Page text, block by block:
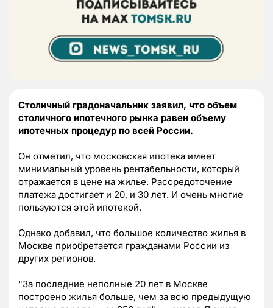
Столичный градоначальник заявил, что объем
столичного ипотечного рынка равен объему
ипотечных процедур по всей России.
Он отметил, что московская ипотека имеет
минимальный уровень рентабельности, который
отражается в цене на жилье. Рассредоточение
платежа достигает и 20, и 30 лет. И очень многие
пользуются этой ипотекой.
Однако добавил, что большое количество жилья в
Москве приобретается гражданами России из
других регионов.
"За последние неполные 20 лет в Москве
построено жилья больше, чем за всю предыдущую